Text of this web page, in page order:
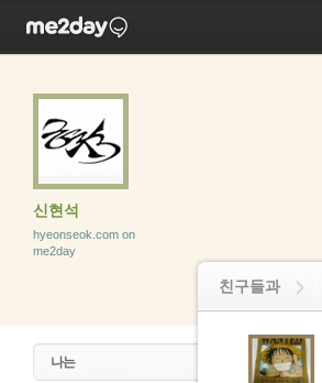
신현석
hyeonseok.com on
me2day
나는
친구들과